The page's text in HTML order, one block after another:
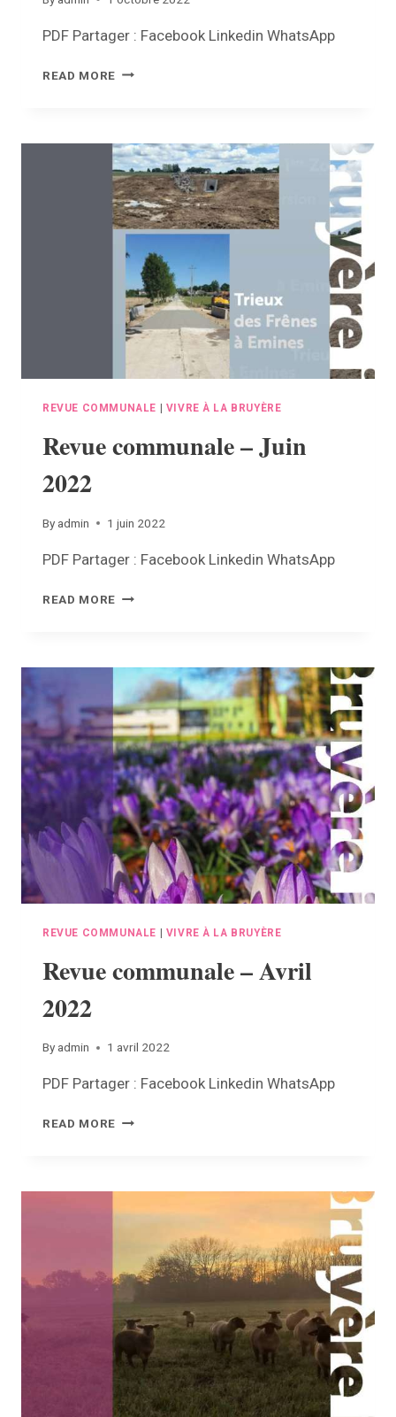
PDF Partager : Facebook Linkedin WhatsApp
READ MORE REVUE
2022
REVUE COMMUNALE VIVRE À LA BRUYÈRE
Revue communale – Juin
2022
By admin 1 juin 2022
PDF Partager : Facebook Linkedin WhatsApp
READ MORE REVUE
2022
REVUE COMMUNALE | VIVRE À LA BRUYÈRE
Revue communale – Avril
2022
By admin 1 avril 2022
PDF Partager : Facebook Linkedin WhatsApp
READ MORE REVUE
2022